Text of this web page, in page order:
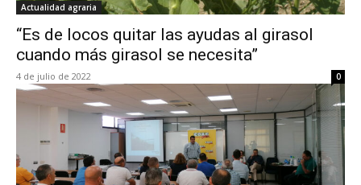
Actualidad agraria
“Es de locos quitar las ayudas al girasol
cuando más girasol se necesita”
4 de julio de 2022 0